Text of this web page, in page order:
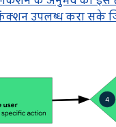
फ़ंक्शन उपलब्ध करा सके